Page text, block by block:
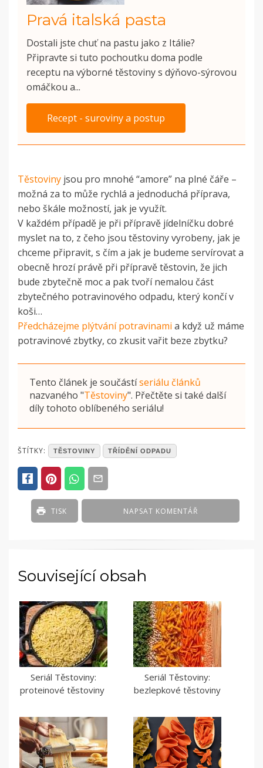
Pravá italská pasta
Dostali jste chuť na pastu jako z Itálie?
Připravte si tuto pochoutku doma podle
receptu na výborné těstoviny s dýňovo-sýrovou
omáčkou a...
Recept - suroviny a postup
Těstoviny jsou pro mnohé “amore” na plné čáře –
možná za to může rychlá a jednoduchá příprava,
nebo škále možností, jak je využít.
V každém případě je při přípravě jídelníčku dobré
myslet na to, z čeho jsou těstoviny vyrobeny, jak je
chceme připravit, s čím a jak je budeme servírovat a
obecně hrozí právě při přípravě těstovin, že jich
bude zbytečně moc a pak tvoří nemalou část
zbytečného potravinového odpadu, který končí v
koši…
Předcházejme plýtvání potravinami a když už máme
potravinové zbytky, co zkusit vařit beze zbytku?
Tento článek je součástíseriálu článků
nazvaného "Těstoviny". Přečtěte si také další
díly tohoto oblíbeného seriálu!
POSTED
ČLÁNKY
ŠTÍTKY: TĚSTOVINY TŘÍDĚNÍ ODPADU
NAPSAT KOMENTÁŘ
TISK
Související obsah
Seriál Těstoviny:
proteinové těstoviny
Seriál Těstoviny:
bezlepkové těstoviny